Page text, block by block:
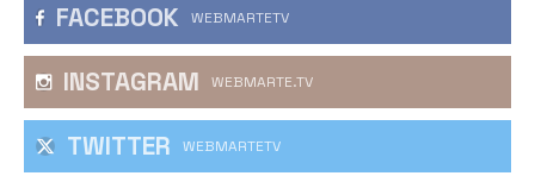
FACEBOOK WEBMARTETV
INSTAGRAM WEBMARTE.TV
TWITTER WEBMARTETV